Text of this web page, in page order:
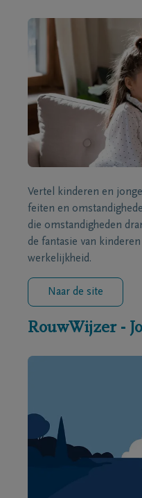
Vertel kinderen en
feiten en
die omstandigheden
de fantasie van
werkelijkheid.
Naar de site
RouwWijzer -